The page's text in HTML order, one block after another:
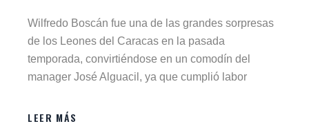
Wilfredo Boscán fue una de las grandes sorpresas
de los Leones del Caracas en la pasada
temporada, convirtiéndose en un comodín del
manager José Alguacil, ya que cumplió labor
LEER MÁS